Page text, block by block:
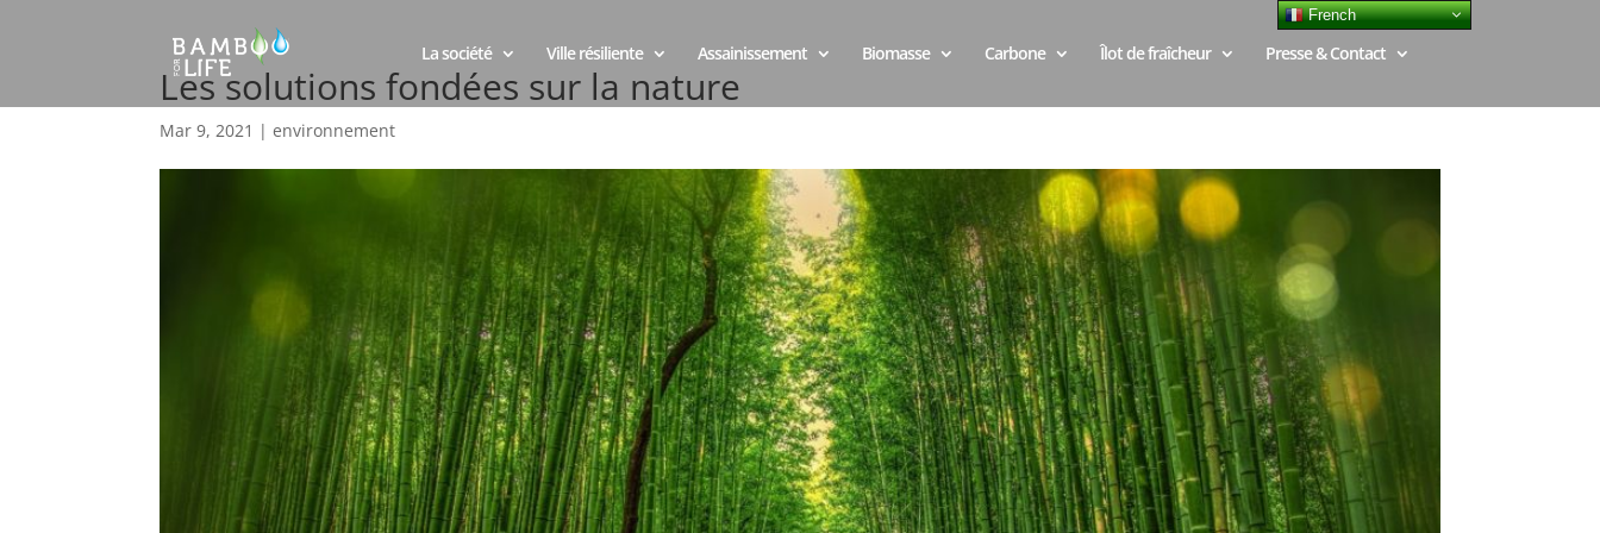
La société Ville résiliente Assainissement Biomasse Carbone Îlot de fraîcheur Presse & Contact
Les solutions fondées sur la nature
Mar 9, 2021 |environnement
French